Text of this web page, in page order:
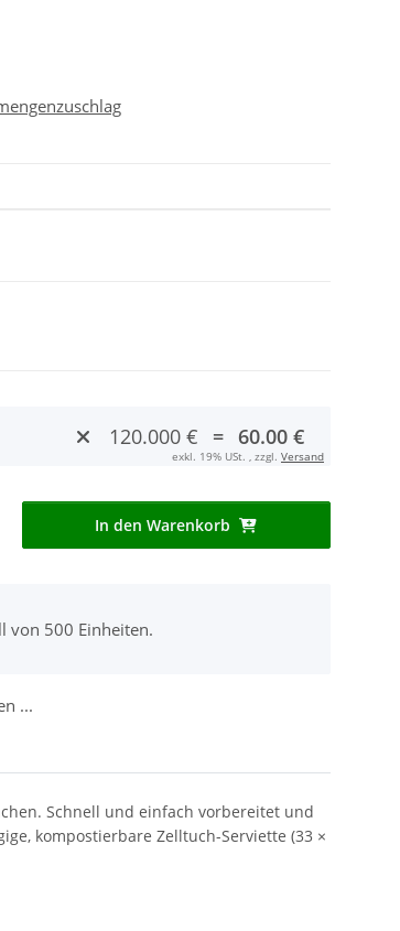
120.000 € = 60.00 €
exkl. 19% USt. , zzgl. Versand
In den Warenkorb
von 500 Einheiten.
...
Schnell und einfach vorbereitet und
kompostierbare Zelltuch-Serviette (33 ×